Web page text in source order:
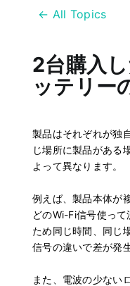
← All Topics
2台購入
ッテリー
製品はそれぞれが独
じ場所に製品がある
よって異なります。
例えば、製品本体が
どのWi-Fi信号使っ
ため同じ時間、同じ
信号の違いで差が発
また、電波の少ない